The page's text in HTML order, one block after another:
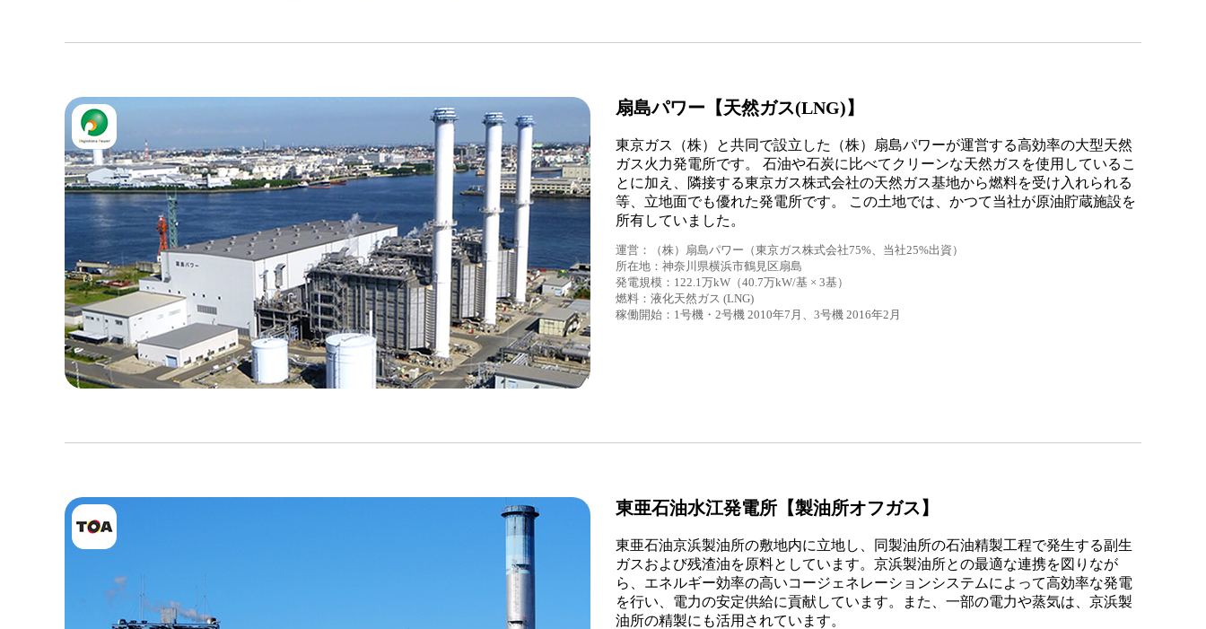
扇島パワー【天然ガス(LNG)】
東京ガス（株）と共同で設立した（株）扇島パワーが運営する高効率の大型天然
ガス火力発電所です。 石油や石炭に比べてクリーンな天然ガスを使用しているこ
とに加え、隣接する東京ガス株式会社の天然ガス基地から燃料を受け入れられる
等、立地面でも優れた発電所です。 この土地では、かつて当社が原油貯蔵施設を
所有していました。
運営：（株）扇島パワー（東京ガス株式会社75%、当社25%出資）
所在地：神奈川県横浜市鶴見区扇島
発電規模：122.1万kW（40.7万kW/基 × 3基）
燃料：液化天然ガス (LNG)
稼働開始：1号機・2号機 2010年7月、3号機 2016年2月
東亜石油水江発電所【製油所オフガス】
東亜石油京浜製油所の敷地内に立地し、同製油所の石油精製工程で発生する副生
ガスおよび残渣油を原料としています。京浜製油所との最適な連携を図りなが
ら、エネルギー効率の高いコージェネレーションシステムによって高効率な発電
を行い、電力の安定供給に貢献しています。また、一部の電力や蒸気は、京浜製
油所の精製にも活用されています。